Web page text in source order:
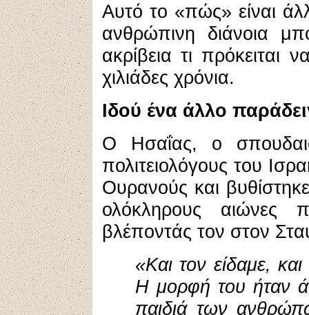
Αυτό το «πώς» είναι
ανθρώπινη διάνοια
ακρίβεια τι
χιλιάδες χρόνια.
Ιδού ένα άλλο
Ο Ησαΐας, ο
πολιτειολόγους του
Ουρανούς και
ολόκληρους αιώνες
βλέποντάς τον στον
«Και τον είδαμε,
Η μορφή του ήταν
παιδιά των